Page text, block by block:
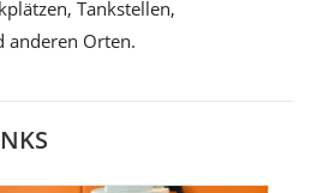
Tankstellen,
anderen Orten.